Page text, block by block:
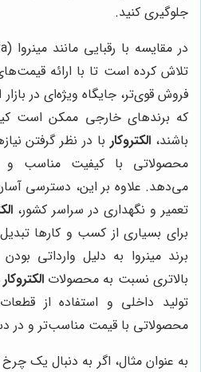
جلوگیری کنید.
در مقایسه با رقبایی مانند مینروا (Minerva) و Reber،
تلاش کرده است تا با ارائه
فروش قوی‌تر، جایگاه ویژه‌ای در
که برندهای خارجی ممکن است
باشند، الکتروکار با در نظر گرفتن
محصولاتی با کیفیت مناسب و
می‌دهد. علاوه بر این، دسترسی
تعمیر و نگهداری در سراسر کشور،
برای بسیاری از کسب و کارها
برند مینروا به دلیل وارداتی
بالاتری نسبت به محصولاتالکتروکار
تولید داخلی و استفاده از
محصولاتی با قیمت مناسب‌تر و در
به عنوان مثال، اگر به دنبال یک